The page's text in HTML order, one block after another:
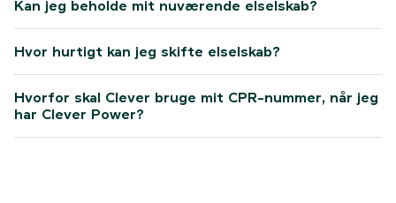
Kan jeg beholde mit nuværende elselskab?
Hvor hurtigt kan jeg skifte elselskab?
Hvorfor skal Clever bruge mit CPR-nummer, når jeg
har Clever Power?